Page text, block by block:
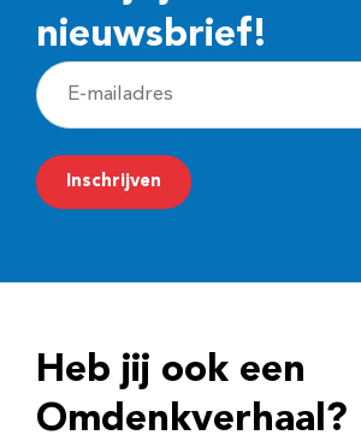
nieuwsbrief!
E
-
m
a
r
e
Inschrijven
Heb jij ook een
Omdenkverhaal?